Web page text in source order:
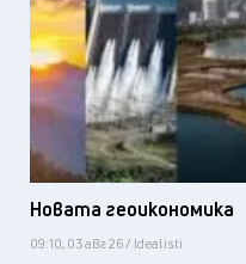
Новата геоикономика
09:10, 03 авг 26 / Idealisti